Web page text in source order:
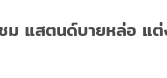
ม แสตนด์บายหล่อ แ